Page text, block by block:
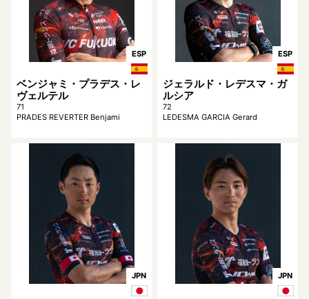
ESP
ベンジャミ・プラデス・レ
ヴェルテル
71
PRADES REVERTER Benjami
ESP
ジェラルド・レデスマ・ガ
ルシア
72
LEDESMA GARCIA Gerard
JPN JPN